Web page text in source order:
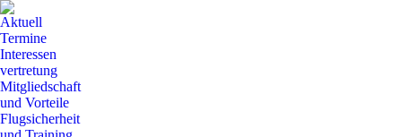
Aktuell
Termine
Interessen
vertretung
Mitgliedschaft
und Vorteile
Flugsicherheit